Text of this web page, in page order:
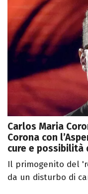
Carlos Maria
Corona con
cure e possibilità
Il primogenito del
da un disturbo di